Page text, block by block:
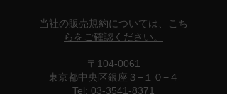
当社の販売規約については、こち
らをご確認ください。
〒104-0061
東京都中央区銀座３−１０−４
Tel: 03-3541-8371